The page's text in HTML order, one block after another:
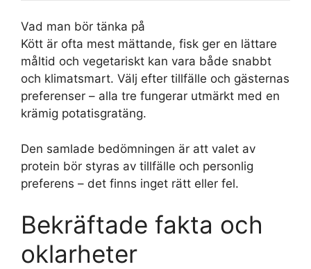
Vad man bör tänka på
Kött är ofta mest mättande, fisk ger en lättare
måltid och vegetariskt kan vara både snabbt
och klimatsmart. Välj efter tillfälle och gästernas
preferenser – alla tre fungerar utmärkt med en
krämig potatisgratäng.
Den samlade bedömningen är att valet av
protein bör styras av tillfälle och personlig
preferens – det finns inget rätt eller fel.
Bekräftade fakta och
oklarheter